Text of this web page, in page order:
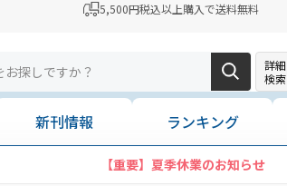
5,500円税込以上購入で送料無料
詳細
検索
新刊情報 ランキング
【重要】夏季休業のお知らせ